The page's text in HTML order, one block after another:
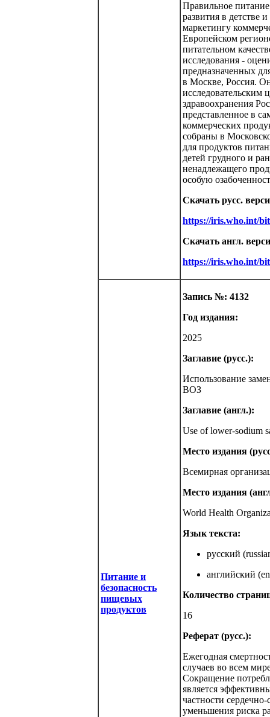
Правильное питание
развития в детстве
маркетингу
Европейском
питательном
исследования -
предназначенных
в Москве, Россия.
исследовательским
здравоохранения
представленное в
коммерческих
собраны в
для продуктов
детей грудного и
ненадлежащего
особую
Скачать русс.
https://iris.who.int/
Скачать англ.
https://iris.who.int/
Питание и
безопасность
пищевых
продуктов
Запись №: 4132
Год издания:
2025
Заглавие (русс.):
Использование
ВОЗ
Заглавие (англ.):
Use of lower-sodium
Место издания
Всемирная
Место издания
World Health
Язык текста:
русский
английский
Количество
16
Реферат (русс.):
Ежегодная
случаев во всем
Сокращение
является
частности
уменьшения риска